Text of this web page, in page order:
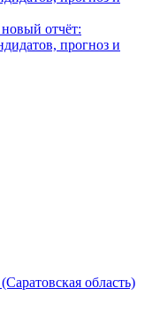
отчёт:
прогноз и
область)